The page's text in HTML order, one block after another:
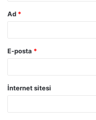
Ad *
E-posta *
İnternet sitesi